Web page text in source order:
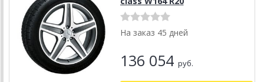
На заказ 45 дней
136 054 руб.